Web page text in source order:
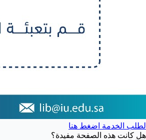
لطلب الخدمة اضغط هنا
هل كانت هذه الصفحة مفيدة؟